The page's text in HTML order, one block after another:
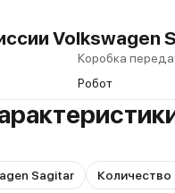
Volkswagen
Коробка
Робот
Sagitar Количество